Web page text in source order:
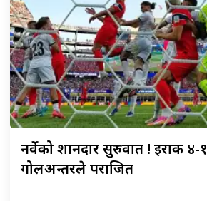
नर्वेकोशानदार सुरुवात ! इराक ४-१
गोलअन्तरले पराजित